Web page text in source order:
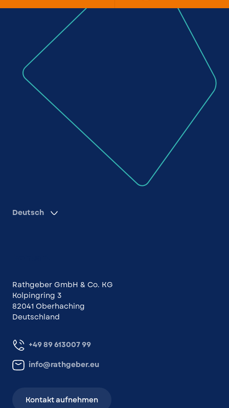
Deutsch
Rathgeber GmbH & Co. KG
Kolpingring 3
82041 Oberhaching
Deutschland
+49 89 613007 99
info@rathgeber.eu
Kontakt aufnehmen